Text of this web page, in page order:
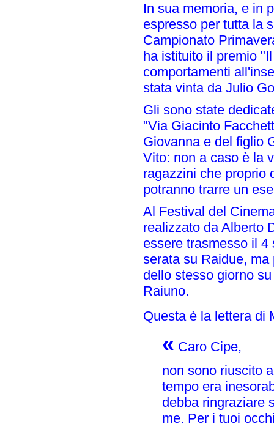
In sua memoria, e in
espresso per tutta la
Campionato
ha istituito il premio
comportamenti
stata vinta da Julio
Gli sono state
"Via Giacinto
Giovanna e del figlio
Vito: non a caso è la
ragazzini che proprio
potranno trarre un
Al Festival del
realizzato daAlberto
essere trasmesso il 4
serata su Raidue, ma
dello stesso giorno
Raiuno.
Questa è la lettera di
« Caro Cipe,
non sono riuscito
tempo era
debba ringraziare
me. Per i tuoi